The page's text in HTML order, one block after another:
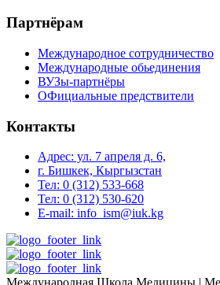
Партнёрам
Международное сотрудничество
Международные обьединения
ВУЗы-партнёры
ОФициальные предствители
Контакты
Адрес: ул. 7 апреля д. 6,
г. Бишкек, Кыргызстан
Тел: 0 (312) 533-668
Тел: 0 (312) 530-620
E-mail: info_ism@iuk.kg